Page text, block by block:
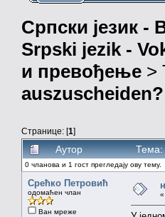
Српски језик
Srpski jezik -
и превођење >
auszuscheiden?
Странице: [1]
Аутор Тема:
0 чланова и 1 гост прегледају ову тему.
Срећко Петровић
одомаћен члан
Ван мреже
«